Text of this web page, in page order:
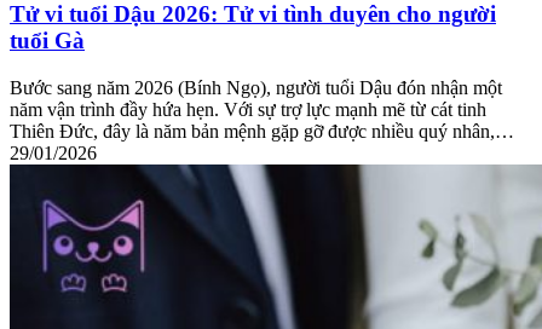
Tử vi tuổi Dậu 2026: Tử vi tình duyên cho người
tuổi Gà
Bước sang năm 2026 (Bính Ngọ), người tuổi Dậu đón nhận một
năm vận trình đầy hứa hẹn. Với sự trợ lực mạnh mẽ từ cát tinh
Thiên Đức, đây là năm bản mệnh gặp gỡ được nhiều quý nhân,…
29/01/2026